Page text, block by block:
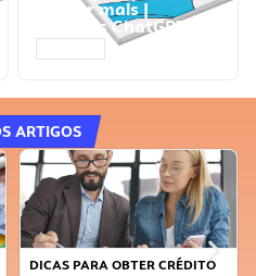
vender mais |
Prompts ChatGPT
ARTIGOS
FAÇA A DIFERENÇA: SEJA